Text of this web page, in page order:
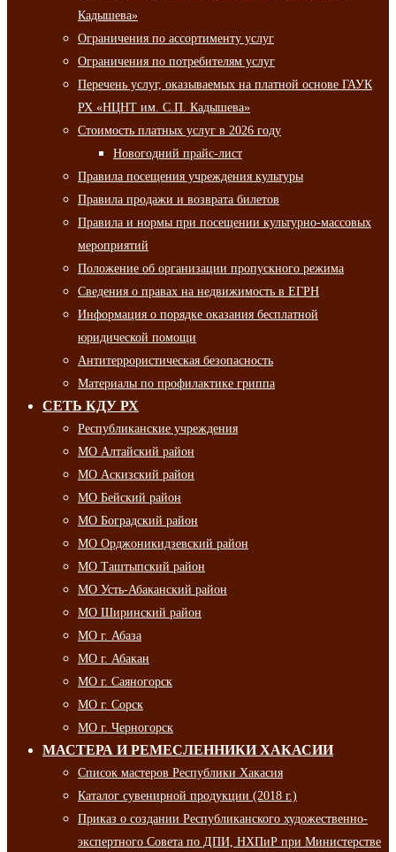
Кадышева»
Ограничения по ассортименту услуг
Ограничения по потребителям услуг
Перечень услуг, оказываемых на платной основе ГАУК
РХ «НЦНТ им. С.П. Кадышева»
Стоимость платных услуг в 2026 году
Новогодний прайс-лист
Правила посещения учреждения культуры
Правила продажи и возврата билетов
Правила и нормы при посещении культурно-массовых
мероприятий
Положение об организации пропускного режима
Сведения о правах на недвижимость в ЕГРН
Информация о порядке оказания бесплатной
юридической помощи
Антитеррористическая безопасность
Материалы по профилактике гриппа
СЕТЬ КДУ РХ
Республиканские учреждения
МО Алтайский район
МО Аскизский район
МО Бейский район
МО Боградский район
МО Орджоникидзевский район
МО Таштыпский район
МО Усть-Абаканский район
МО Ширинский район
МО г. Абаза
МО г. Абакан
МО г. Саяногорск
МО г. Сорск
МО г. Черногорск
МАСТЕРА И РЕМЕСЛЕННИКИ ХАКАСИИ
Список мастеров Республики Хакасия
Каталог сувенирной продукции (2018 г.)
Приказ о создании Республиканского художественно-
экспертного Совета по ДПИ, НХПиР при Министерстве